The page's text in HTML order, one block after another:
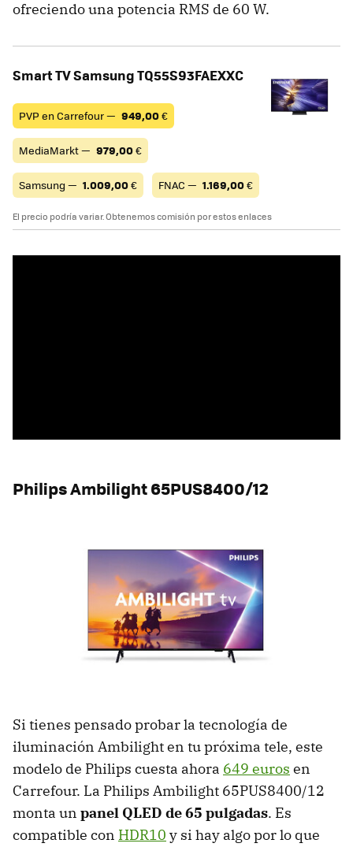
ofreciendo una potencia RMS de 60 W.
Smart TV Samsung TQ55S93FAEXXC
PVP en Carrefour — 949,00€
MediaMarkt — 979,00€
Samsung — 1.009,00€ FNAC — 1.169,00€
El precio podría variar. Obtenemos comisión por estos enlaces
Philips Ambilight 65PUS8400/12
Si tienes pensado probar la tecnología de
iluminación Ambilight en tu próxima tele, este
modelo de Philips cuesta ahora 649 euros en
Carrefour. La Philips Ambilight 65PUS8400/12
monta un panel QLED de 65 pulgadas. Es
compatible con HDR10 y si hay algo por lo que